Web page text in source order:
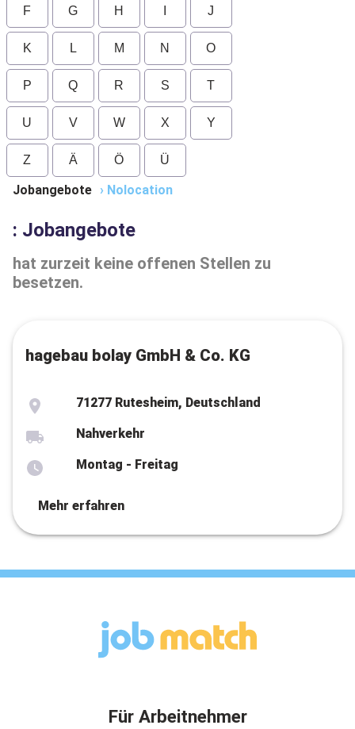
F G H J
K L M N O
P Q R S T
U V W X Y
Z Ä Ö Ü
Jobangebote › Nolocation
: Jobangebote
hat zurzeit keine offenen Stellen zu
besetzen.
hagebau bolay GmbH & Co. KG
71277 Rutesheim, Deutschland
Nahverkehr
Montag - Freitag
Mehr erfahren
Für Arbeitnehmer